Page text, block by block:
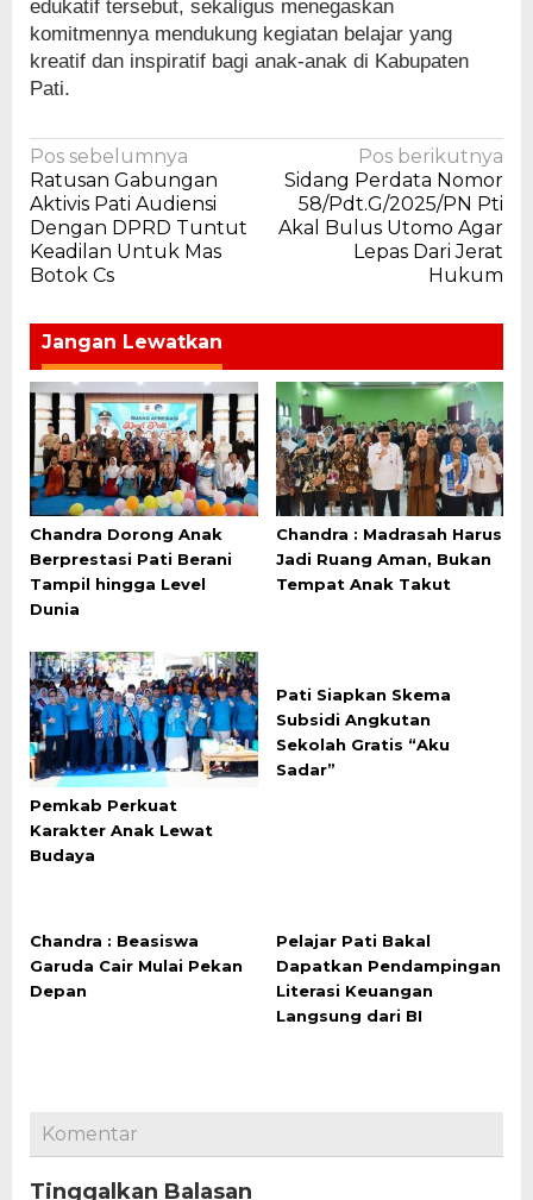
edukatif tersebut, sekaligus menegaskan
komitmennya mendukung kegiatan belajar yang
kreatif dan inspiratif bagi anak-anak di Kabupaten
Pati.
Navigasi
pos
Pos sebelumnya
Ratusan Gabungan
Aktivis Pati Audiensi
Dengan DPRD Tuntut
Keadilan Untuk Mas
Botok Cs
Pos berikutnya
Sidang Perdata Nomor
58/Pdt.G/2025/PN Pti
Akal Bulus Utomo Agar
Lepas Dari Jerat
Hukum
Jangan Lewatkan
Chandra Dorong Anak
Berprestasi Pati Berani
Tampil hingga Level
Dunia
Chandra : Madrasah Harus
Jadi Ruang Aman, Bukan
Tempat Anak Takut
Pemkab Perkuat
Karakter Anak Lewat
Budaya
Pati Siapkan Skema
Subsidi Angkutan
Sekolah Gratis “Aku
Sadar”
Chandra : Beasiswa
Garuda Cair Mulai Pekan
Depan
Pelajar Pati Bakal
Dapatkan Pendampingan
Literasi Keuangan
Langsung dari BI
Komentar
Tinggalkan Balasan